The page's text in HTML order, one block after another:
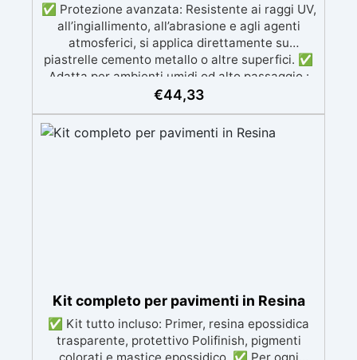
✅ Protezione avanzata: Resistente ai raggi UV,
all’ingiallimento, all’abrasione e agli agenti
atmosferici, si applica direttamente su
piastrelle cemento metallo o altre superfici. ✅
Adatta per ambienti umidi od alto passaggio :
Formulazione Poliuretanica, ideale per ambienti
superiore alle resine epossidiche e vernici
classiche. ✅ Finitura versatile e
574/2014 - Marcatura CE secondo EN 1504-2 e
relativa Dichiarazione di Prestazione (DoP) ✅
Facile da Usare, miscela i 2 componenti (2 : 1)
comodamente predosati
€44,33
Kit completo per pavimenti in Resina
✅ Kit tutto incluso: Primer, resina epossidica
trasparente, protettivo Polifinish, pigmenti
colorati e mastice epossidico. ✅ Per ogni